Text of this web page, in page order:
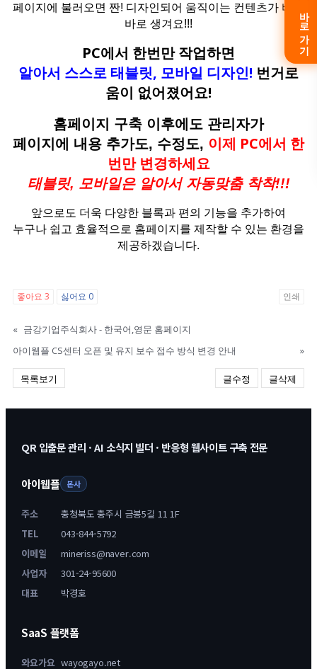
페이지에 불러오면 짠! 디자인되어 움직이는 컨텐츠가 바로
바로 생겨요!!!
PC에서 한번만 작업하면
알아서 스스로 태블릿, 모바일 디자인! 번거로
움이 없어졌어요!
홈페이지 구축 이후에도 관리자가
페이지에 내용 추가도, 수정도, 이제 PC에서 한
번만 변경하세요
태블릿, 모바일은 알아서 자동맞춤 착착!!!
앞으로도 더욱 다양한 블록과 편의 기능을 추가하여
누구나 쉽고 효율적으로 홈페이지를 제작할 수 있는 환경을
제공하겠습니다.
좋아요 3 싫어요 0 인쇄
« 금강기업주식회사 - 한국어,영문 홈페이지
아이웹플 CS센터 오픈 및 유지 보수 접수 방식 변경 안내
»
목록보기 글수정 글삭제
QR 입출문 관리 · AI 소식지 빌더 · 반응형 웹사이트 구축 전문
아이웹플 본사
주소
충청북도 충주시 금봉5길 11 1F
TEL
043-844-5792
이메일
mineriss@naver.com
사업자
301-24-95600
대표
박경호
SaaS 플랫폼
와요가요 wayogayo.net
바로가기